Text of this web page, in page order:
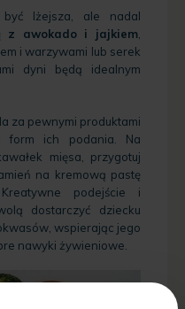
być lżejsza, ale nadal
z awokado i jajkiem
i warzywami lub serek
dyni będą idealnym
za pewnymi produktami
form ich podania. Na
mięsa, przygotuj
na kremową pastę
podejście i
dostarczyć dziecku
wspierając jego
nawyki żywieniowe.